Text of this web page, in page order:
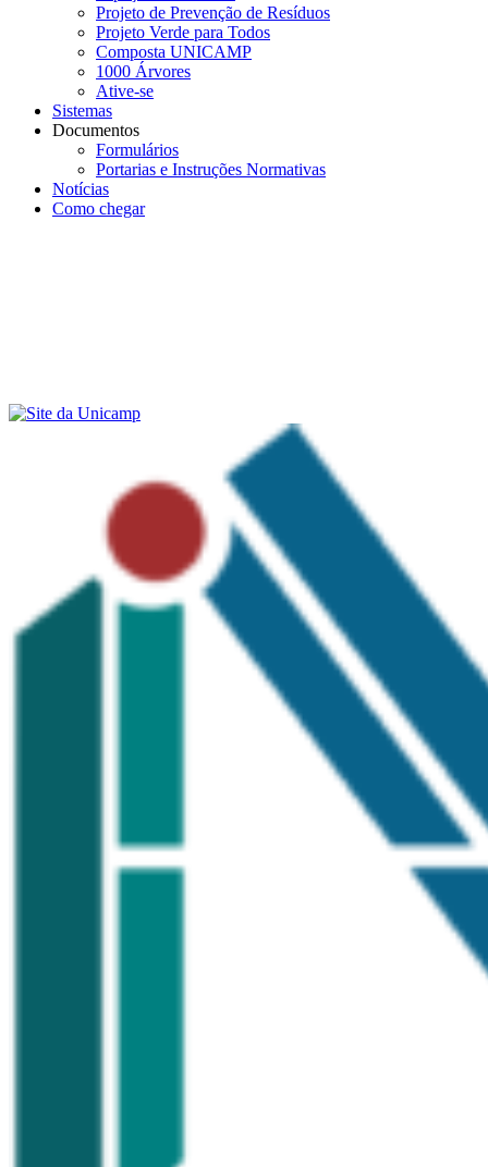
Projeto de Prevenção de Resíduos
Projeto Verde para Todos
Composta UNICAMP
1000 Árvores
Ative-se
Sistemas
Documentos
Formulários
Portarias e Instruções Normativas
Notícias
Como chegar